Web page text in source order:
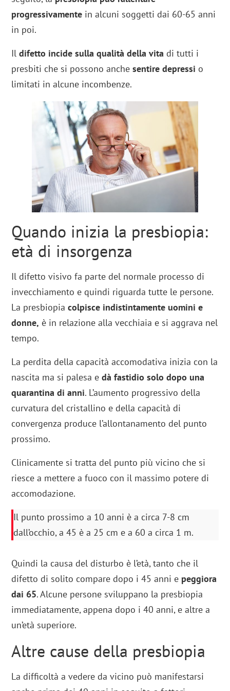
progressivamente in alcuni soggetti dai 60-65 anni
in poi.
Ildifetto incide sulla qualità della vita di tutti i
presbiti che si possono anchesentire depressi o
limitati in alcune incombenze.
Quando inizia la presbiopia:
età di insorgenza
Il difetto visivo fa parte del normale processo di
invecchiamento e quindi riguarda tutte le persone.
La presbiopiacolpisce indistintamente uomini e
donne, è in relazione alla vecchiaia e si aggrava nel
tempo.
La perdita della capacità accomodativa inizia con la
nascita ma si palesa edà fastidio solo dopo una
quarantina di anni. L’aumento progressivo della
curvatura del cristallino e della capacità di
convergenza produce l’allontanamento del punto
prossimo.
Clinicamente si tratta del punto più vicino che si
riesce a mettere a fuoco con il massimo potere di
accomodazione.
Il punto prossimo a 10 anni è a circa 7-8 cm
dall’occhio, a 45 è a 25 cm e a 60 a circa 1 m.
Quindi la causa del disturbo è l’età, tanto che il
difetto di solito compare dopo i 45 anni e peggiora
dai 65. Alcune persone sviluppano la presbiopia
immediatamente, appena dopo i 40 anni, e altre a
un’età superiore.
Altre cause della presbiopia
La difficoltà a vedere da vicino può manifestarsi